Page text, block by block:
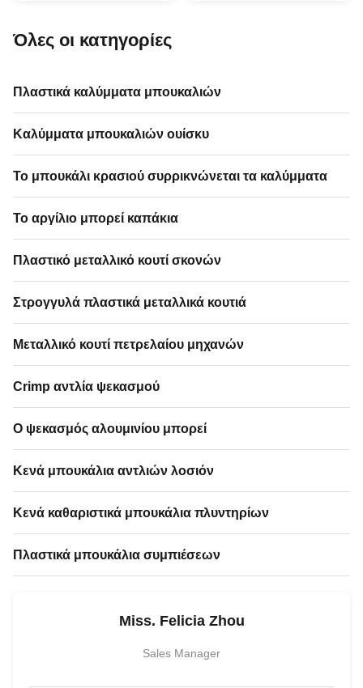
festivals , like New Year ,
Christmas Eve , Chiristmas Day
Όλες οι κατηγορίες
Πλαστικά καλύμματα μπουκαλιών
Καλύμματα μπουκαλιών ουίσκυ
Το μπουκάλι κρασιού συρρικνώνεται τα καλύμματα
Το αργίλιο μπορεί καπάκια
Πλαστικό μεταλλικό κουτί σκονών
Στρογγυλά πλαστικά μεταλλικά κουτιά
Μεταλλικό κουτί πετρελαίου μηχανών
Crimp αντλία ψεκασμού
Ο ψεκασμός αλουμινίου μπορεί
Κενά μπουκάλια αντλιών λοσιόν
Κενά καθαριστικά μπουκάλια πλυντηρίων
Πλαστικά μπουκάλια συμπιέσεων
Miss. Felicia Zhou
Sales Manager